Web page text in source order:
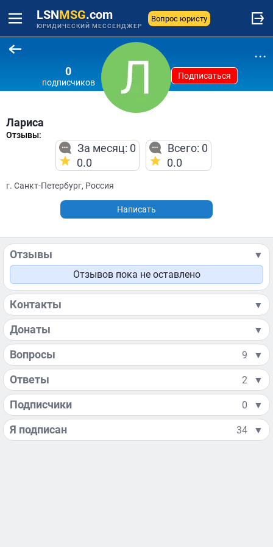
LSNMSG.com
ЮРИДИЧЕСКИЙ МЕССЕНДЖЕР
Вопрос юристу
0
подписчиков
Подписаться
...
Лариса
Отзывы:
За месяц: 0
0.0
Всего: 0
0.0
г. Санкт-Петербург, Россия
Написать
Отзывы
▼
Отзывов пока не оставлено
Контакты ▼
Донаты ▼
Вопросы 9 ▼
Ответы 2 ▼
Подписчики 0 ▼
Я подписан 34 ▼